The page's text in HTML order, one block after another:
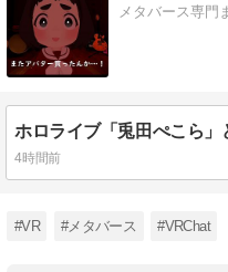
メタバース専門
4時間前
#VR #メタバース #VRChat